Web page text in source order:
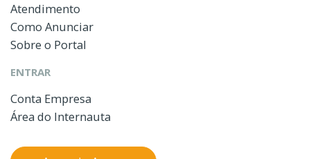
Atendimento
Como Anunciar
Sobre o Portal
ENTRAR
Conta Empresa
Área do Internauta